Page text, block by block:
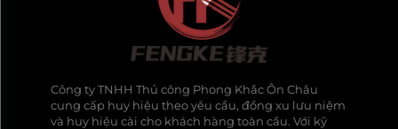
Công ty TNHH Thủ công Phong Khắc Ôn Châu
cung cấp huy hiệu theo yêu cầu, đồng xu lưu niệm
và huy hiệu cài cho khách hàng toàn cầu. Với kỹ